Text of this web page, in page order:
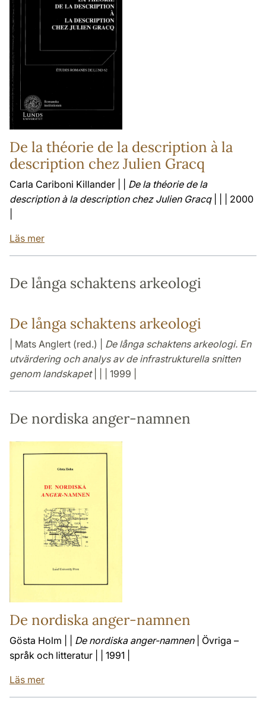
De la théorie de la description à la
description chez Julien Gracq
Carla Cariboni Killander | | De la théorie de la
description à la description chez Julien Gracq| | | 2000
Läs mer
De långa schaktens arkeologi
De långa schaktens arkeologi
| Mats Anglert (red.) | De långa schaktens arkeologi. En
utvärdering och analys av de infrastrukturella snitten
genom landskapet| | | 1999 |
De nordiska anger-namnen
De nordiska anger-namnen
Gösta Holm | | De nordiska anger-namnen| Övriga –
språk och litteratur | | 1991 |
Läs mer